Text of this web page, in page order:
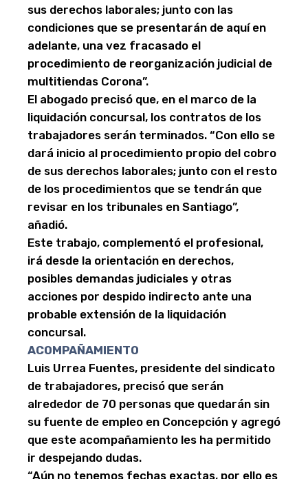
sus derechos laborales; junto con las
condiciones que se presentarán de aquí en
adelante, una vez fracasado el
procedimiento de reorganización judicial de
multitiendas Corona”.
El abogado precisó que, en el marco de la
liquidación concursal, los contratos de los
trabajadores serán terminados. “Con ello se
dará inicio al procedimiento propio del cobro
de sus derechos laborales; junto con el resto
de los procedimientos que se tendrán que
revisar en los tribunales en Santiago”,
añadió.
Este trabajo, complementó el profesional,
irá desde la orientación en derechos,
posibles demandas judiciales y otras
acciones por despido indirecto ante una
probable extensión de la liquidación
concursal.
ACOMPAÑAMIENTO
Luis Urrea Fuentes, presidente del sindicato
de trabajadores, precisó que serán
alrededor de 70 personas que quedarán sin
su fuente de empleo en Concepción y agregó
que este acompañamiento les ha permitido
ir despejando dudas.
“Aún no tenemos fechas exactas, por ello es